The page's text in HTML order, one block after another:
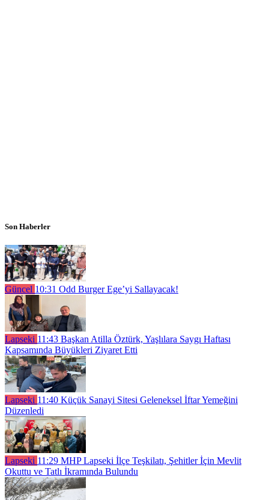
Son Haberler
Güncel 10:31 Odd Burger Ege’yi Sallayacak!
Lapseki 11:43 Başkan Atilla Öztürk, Yaşlılara Saygı Haftası
Kapsamında Büyükleri Ziyaret Etti
Lapseki 11:40 Küçük Sanayi Sitesi Geleneksel İftar Yemeğini
Düzenledi
Lapseki 11:29 MHP Lapseki İlçe Teşkilatı, Şehitler İçin Mevlit
Okuttu ve Tatlı İkramında Bulundu